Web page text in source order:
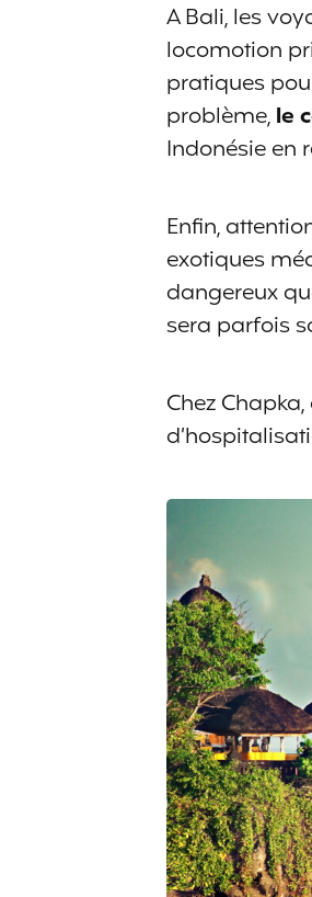
A Bali, les
locomotion
pratiques
problème,le
Indonésie en
Enfin,
exotiques
dangereux
sera parfois
Chez